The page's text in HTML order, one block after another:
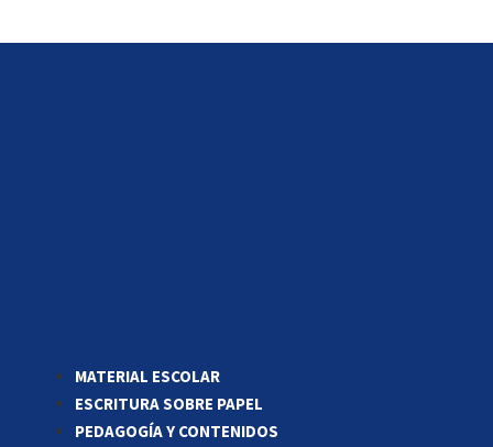
MATERIAL ESCOLAR
ESCRITURA SOBRE PAPEL
PEDAGOGÍA Y CONTENIDOS